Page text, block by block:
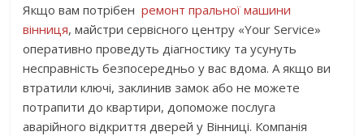
Якщо вам потрібен ремонт пральної машини
вінниця, майстри сервісного центру «Your Service»
оперативно проведуть діагностику та усунуть
несправність безпосередньо у вас вдома. А якщо ви
втратили ключі, заклинив замок або не можете
потрапити до квартири, допоможе послуга
аварійного відкриття дверей у Вінниці. Компанія